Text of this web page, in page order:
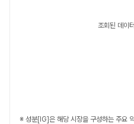
조회된 데이
※ 성분[IG]은 해당 시장을 구성하는 주요